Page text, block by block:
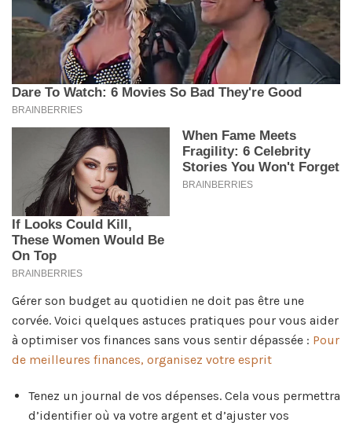
Gérer son budget au quotidien ne doit pas être une
corvée. Voici quelques astuces pratiques pour vous aider
à optimiser vos finances sans vous sentir dépassée : Pour
de meilleures finances, organisez votre esprit
Tenez un journal de vos dépenses. Cela vous permettra
d’identifier où va votre argent et d’ajuster vos